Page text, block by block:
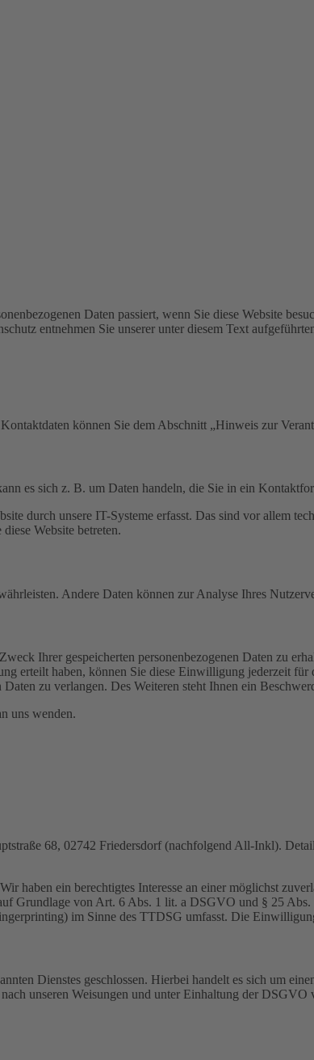
Daten passiert, wenn Sie diese Website
entnehmen Sie unserer unter diesem Text
können Sie dem Abschnitt „Hinweis zur
es sich z. B. um Daten handeln, die Sie in ein
durch unsere IT-Systeme erfasst. Das sind vor allem
Website betreten.
Andere Daten können zur Analyse Ihres
Ihrer gespeicherten personenbezogenen Daten zu
erteilt haben, können Sie diese Einwilligung jederzeit
zu verlangen. Des Weiteren steht Ihnen ein
uns wenden.
68, 02742 Friedersdorf (nachfolgend All-Inkl).
ein berechtigtes Interesse an einer möglichst
Grundlage von Art. 6 Abs. 1 lit. a DSGVO und § 25
im Sinne des TTDSG umfasst. Die
Dienstes geschlossen. Hierbei handelt es sich um
unseren Weisungen und unter Einhaltung der DSGVO